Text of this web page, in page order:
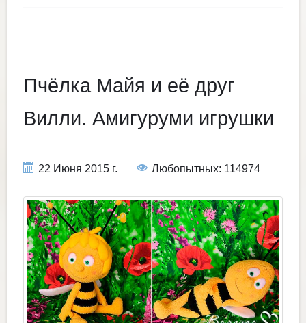
Пчёлка Майя и её друг
Вилли. Амигуруми игрушки
22 Июня 2015 г. Любопытных: 114974